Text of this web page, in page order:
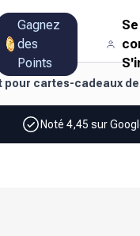
Gagnez
des
Points
Se
pour cartes-cadeaux
Noté 4,45 sur